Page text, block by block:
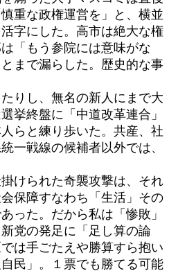
重な政権運営を」と、横並
字にした。高市は絶大な権
「もう参院には意味がな
まで漏らした。歴史的な事
りし、無名の新人にまで大
挙終盤に「中道改革連合」
らと練り歩いた。共産、社
一戦線の候補者以外では、
けられた奇襲攻撃は、それ
保障すなわち「生活」その
った。だから私は「惨敗」
党の発足に「足し算の論
は手ごたえや勝算すら抱い
民」。１票でも勝てる可能